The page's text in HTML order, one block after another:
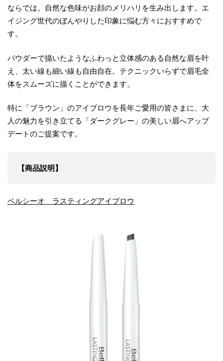
ならでは。自然な色味がお顔のメリハリを生み出します。エ
イジング世代のぼんやりした印象に悩む方々におすすめで
す。
パウダーで描いたようなふわっと立体感のある自然な眉を叶
え、太い線も細い線も自由自在。テクニックいらずで眉毛全
体をスムーズに描くことができます。
特に「ブラウン」のアイブロウを長年ご愛用の皆さまに、大
人の魅力を引き立てる「ダークグレー」の美しい眉へアップ
デートのご提案です。
【商品説明】
ベルシーオ ラスティングアイブロウ